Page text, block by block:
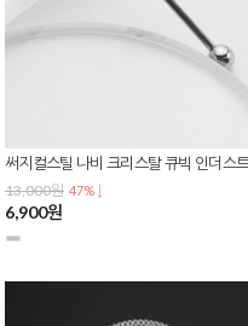
13,000원 47% ↓
6,900원